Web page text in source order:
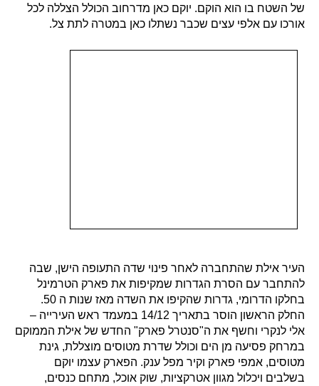
של השטח בו הוא הוקם. יוקם כאן מדרחוב הכולל הצללה לכל
אורכו עם אלפי עצים שכבר נשתלו כאן במטרה לתת צל.
העיר אילת שהתחברה לאחר פינוי שדה התעופה הישן, שבה
להתחבר עם הסרת הגדרות שמקיפות את פארק הטרמינל
בחלקו הדרומי, גדרות שהקיפו את השדה מאז שנות ה 50.
החלק הראשון הוסר בתאריך 14/12 במעמד ראש העירייה –
אלי לנקרי וחשף את ה"סנטרל פארק" החדש של אילת הממוקם
במרחק פסיעה מן הים וכולל שדרת מטוסים מוצללת, גינת
מטוסים, אמפי פארק וקיר מפל ענק. הפארק עצמו יוקם
בשלבים ויכלול מגוון אטרקציות, שוק אוכל, מתחם כנסים,